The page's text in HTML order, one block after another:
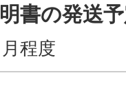
書の発送
程度